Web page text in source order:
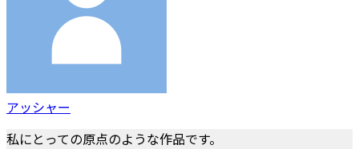
アッシャー
私にとっての原点のような作品です。